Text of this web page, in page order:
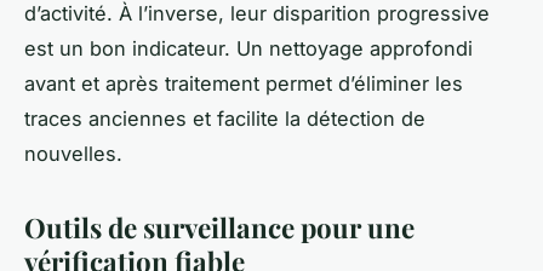
d’activité. À l’inverse, leur disparition progressive
est un bon indicateur. Un nettoyage approfondi
avant et après traitement permet d’éliminer les
traces anciennes et facilite la détection de
nouvelles.
Outils de surveillance pour une
vérification fiable